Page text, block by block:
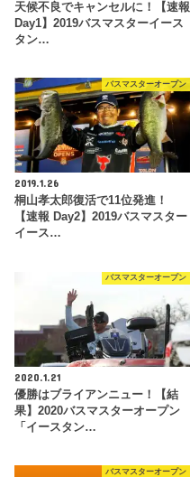
天候不良でキャンセルに！【速報
Day1】2019バスマスターイース
タン…
バスマスターオープン
2019.1.26
桐山孝太郎復活で11位発進！
【速報 Day2】2019バスマスター
イース…
バスマスターオープン
2020.1.21
優勝はブライアンニュー！【結
果】2020バスマスターオープン
「イースタン…
バスマスターオープン